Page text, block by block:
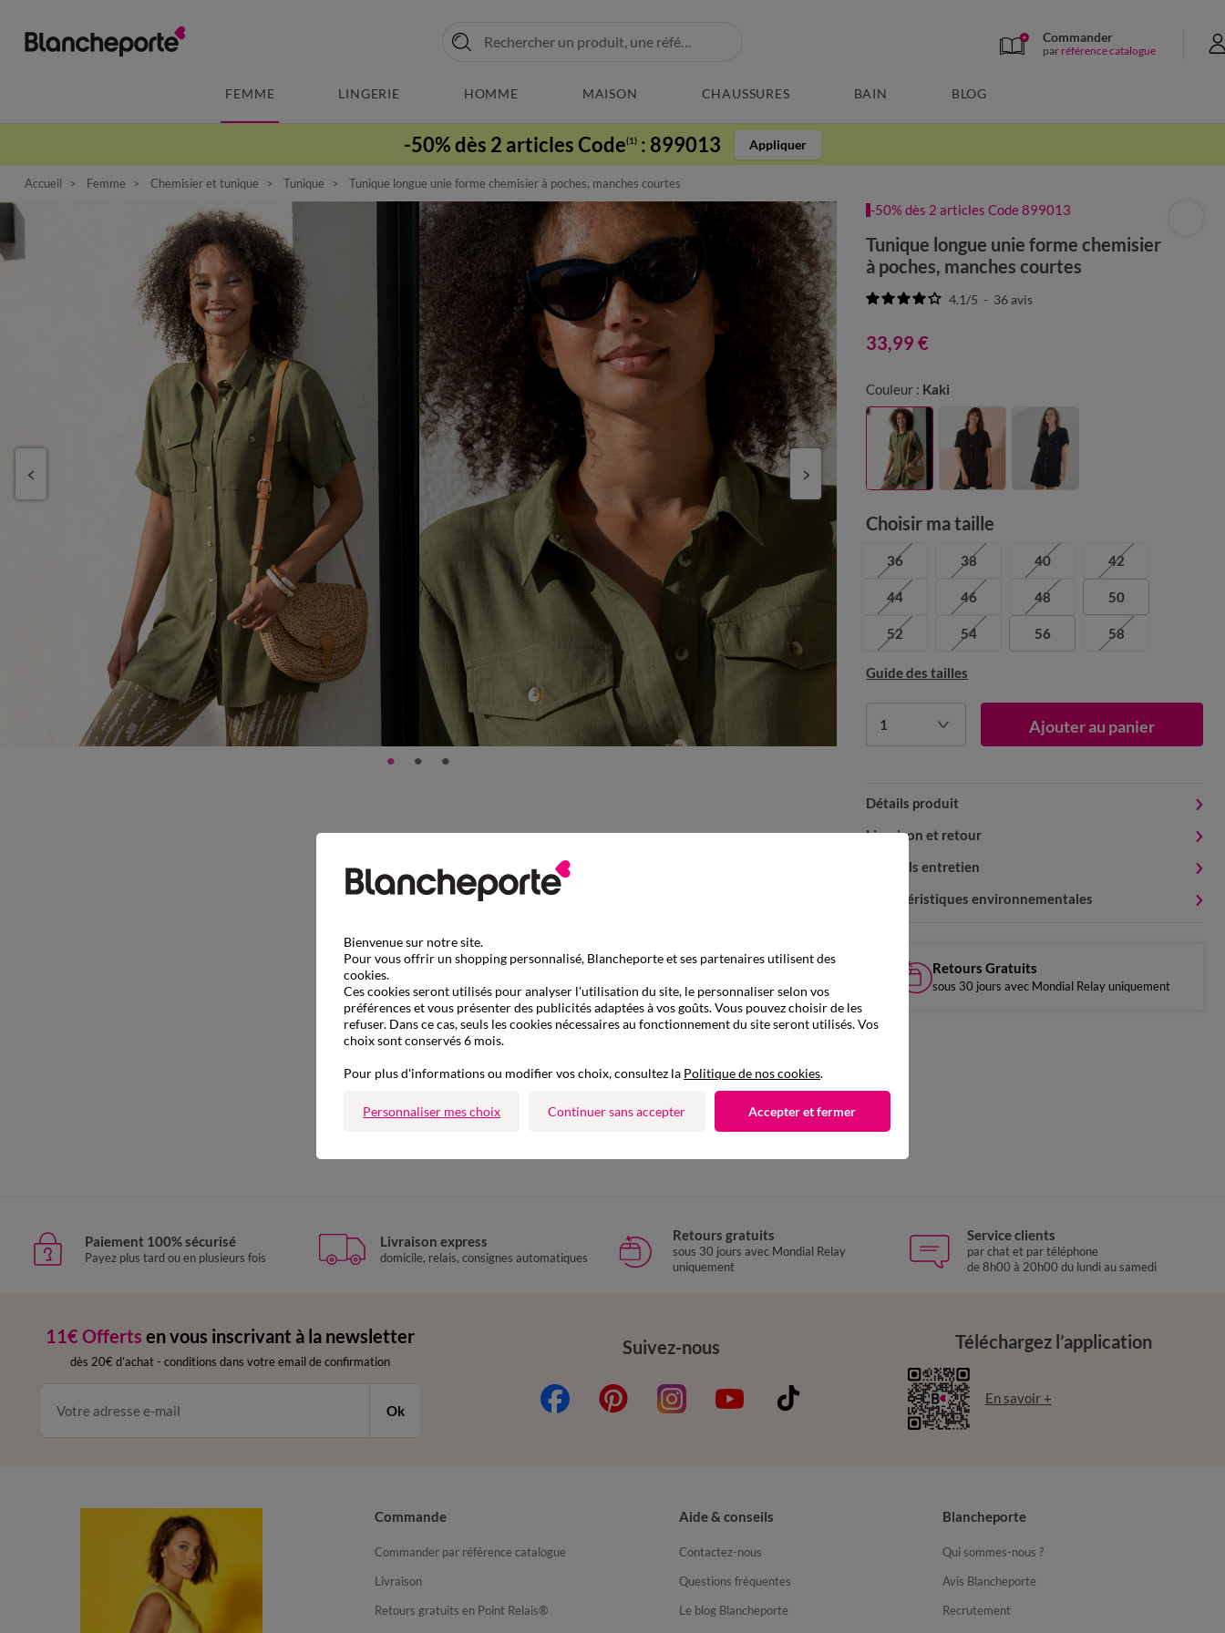
Commander
par référence catalogue
FEMME LINGERIE HOMME MAISON CHAUSSURES BAIN BLOG
-50% dès 2 articles Code(1) : 899013 Appliquer
Accueil Femme Chemisier et tunique Tunique Tunique longue unie forme chemisier à poches, manches courtes
-50% dès 2 articles Code 899013
Tunique longue unie forme chemisier
à poches, manches courtes
4.1/5 - 36avis
33,99 €
Couleur : Kaki
Choisir ma taille
36 38 40 42
44 46 48 50
52 54 56 58
Guide des tailles
1 Ajouter au panier
Détails produit
Livraison et retour
Conseils entretien
Caractéristiques environnementales
Retours Gratuits
sous 30 jours avec Mondial Relay uniquement
D'autres idées de Tunique
Paiement 100% sécurisé
Payez plus tard ou en plusieurs fois
Livraison express
domicile, relais, consignes automatiques
Retours gratuits
sous 30 jours avec Mondial Relay
uniquement
Service clients
par chat et par téléphone
de 8h00 à 20h00 du lundi au samedi
11€ Offerts en vous inscrivant à la newsletter
dès 20€ d’achat - conditions dans votre email de confirmation
Ok
Suivez-nous Téléchargez l’application
En savoir +
Commande
Commander par référence catalogue
Livraison
Retours gratuits en Point Relais®
Aide & conseils
Contactez-nous
Questions fréquentes
Le blog Blancheporte
Blancheporte
Qui sommes-nous ?
Avis Blancheporte
Recrutement
Bienvenue sur notre site.
Pour vous offrir un shopping personnalisé, Blancheporte et ses partenaires utilisent des
cookies.
Ces cookies seront utilisés pour analyser l'utilisation du site, le personnaliser selon vos
préférences et vous présenter des publicités adaptées à vos goûts. Vous pouvez choisir de les
refuser. Dans ce cas, seuls les cookies nécessaires au fonctionnement du site seront utilisés. Vos
choix sont conservés 6 mois.
Pour plus d'informations ou modifier vos choix, consultez la Politique de nos cookies.
Personnaliser mes choix Continuer sans accepter Accepter et fermer